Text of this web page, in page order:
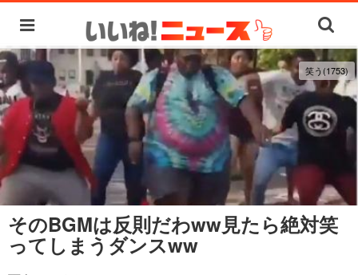
笑う(1753)
そのBGMは反則だわww見たら絶対笑
ってしまうダンスww